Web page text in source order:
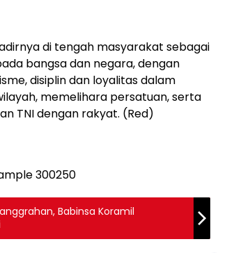
di tengah masyarakat sebagai
bangsa dan negara, dengan
disiplin dan loyalitas dalam
memelihara persatuan, serta
TNI dengan rakyat. (Red)
Babinsa Koramil